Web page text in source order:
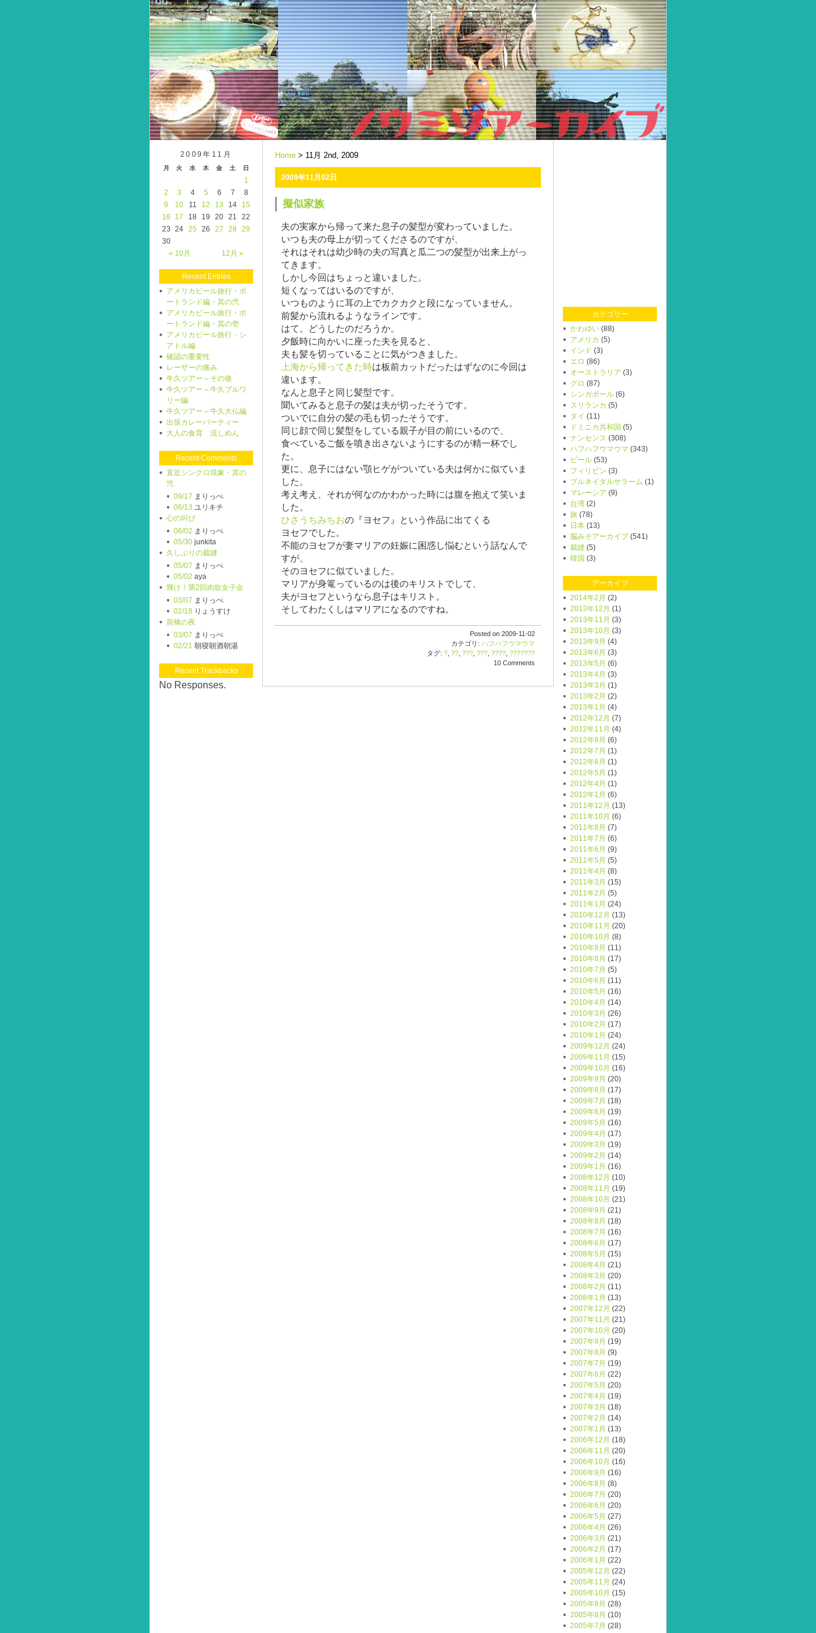
Home > 11月 2nd, 2009
2009年11月02日
擬似家族
夫の実家から帰って来た息子の髪型が変わっていました。
いつも夫の母上が切ってくださるのですが、
それはそれは幼少時の夫の写真と瓜二つの髪型が出来上がっ
てきます。
しかし今回はちょっと違いました。
短くなってはいるのですが、
いつものように耳の上でカクカクと段になっていません。
前髪から流れるようなラインです。
はて。どうしたのだろうか。
夕飯時に向かいに座った夫を見ると、
夫も髪を切っていることに気がつきました。
上海から帰ってきた時は板前カットだったはずなのに今回は
違います。
なんと息子と同じ髪型です。
聞いてみると息子の髪は夫が切ったそうです。
ついでに自分の髪の毛も切ったそうです。
同じ顔で同じ髪型をしている親子が目の前にいるので、
食べているご飯を噴き出さないようにするのが精一杯でし
た。
更に、息子にはない顎ヒゲがついている夫は何かに似ていま
した。
考え考え、それが何なのかわかった時には腹を抱えて笑いま
した。
ひさうちみちおの『ヨセフ』という作品に出てくる
ヨセフでした。
不能のヨセフが妻マリアの妊娠に困惑し悩むという話なんで
すが、
そのヨセフに似ていました。
マリアが身篭っているのは後のキリストでして、
夫がヨセフというなら息子はキリスト。
そしてわたくしはマリアになるのですね。
Posted on 2009-11-02
カテゴリ: ハフハフウマウマ
タグ: ? ?? ??? ??? ???? ???????
10 Comments
2009年11月
月 火 水 木 金 土 日
« 10月 12月 »
1
2
3 4 5 6 7
8
9
10 11 12 13 14
15
16
17 18 19 20 21
22
23 24 25 26 27 28 29
30
Recent Entries
アメリカビール旅行・ポ
ートランド編・其の弐
アメリカビール旅行・ポ
ートランド編・其の壱
アメリカビール旅行・シ
アトル編
確認の重要性
レーザーの痛み
牛久ツアー～その後
牛久ツアー～牛久ブルワ
リー編
牛久ツアー～牛久大仏編
出張カレーパーティー
大人の食育 流しめん
Recent Comments
直近シンクロ現象・其の
弐
09/17 まりっぺ
06/13 ユリキチ
心の叫び
06/02 まりっぺ
05/30 junkita
久しぶりの裁縫
05/07 まりっぺ
05/02 aya
輝け！第2回肉欲女子会
03/07 まりっぺ
02/18 りょうすけ
前橋の夜
03/07 まりっぺ
02/21 朝寝朝酒朝湯
Recent Trackbacks
No Responses.
カテゴリー
かわゆい (88)
アメリカ (5)
インド (3)
エロ (86)
オーストラリア (3)
グロ (87)
シンガポール (6)
スリランカ (5)
タイ (11)
ドミニカ共和国 (5)
ナンセンス (308)
ハフハフウマウマ (343)
ビール (53)
フィリピン (3)
ブルネイダルサラーム (1)
マレーシア (9)
台湾 (2)
旅 (78)
日本 (13)
脳みそアーカイブ (541)
裁縫 (5)
韓国 (3)
アーカイブ
2014年2月 (2)
2013年12月 (1)
2013年11月 (3)
2013年10月 (3)
2013年9月 (4)
2013年6月 (3)
2013年5月 (6)
2013年4月 (3)
2013年3月 (1)
2013年2月 (2)
2013年1月 (4)
2012年12月 (7)
2012年11月 (4)
2012年9月 (6)
2012年7月 (1)
2012年6月 (1)
2012年5月 (1)
2012年4月 (1)
2012年1月 (6)
2011年12月 (13)
2011年10月 (6)
2011年8月 (7)
2011年7月 (6)
2011年6月 (9)
2011年5月 (5)
2011年4月 (8)
2011年3月 (15)
2011年2月 (5)
2011年1月 (24)
2010年12月 (13)
2010年11月 (20)
2010年10月 (8)
2010年9月 (11)
2010年8月 (17)
2010年7月 (5)
2010年6月 (11)
2010年5月 (16)
2010年4月 (14)
2010年3月 (26)
2010年2月 (17)
2010年1月 (24)
2009年12月 (24)
2009年11月 (15)
2009年10月 (16)
2009年9月 (20)
2009年8月 (17)
2009年7月 (18)
2009年6月 (19)
2009年5月 (16)
2009年4月 (17)
2009年3月 (19)
2009年2月 (14)
2009年1月 (16)
2008年12月 (10)
2008年11月 (19)
2008年10月 (21)
2008年9月 (21)
2008年8月 (18)
2008年7月 (16)
2008年6月 (17)
2008年5月 (15)
2008年4月 (21)
2008年3月 (20)
2008年2月 (11)
2008年1月 (13)
2007年12月 (22)
2007年11月 (21)
2007年10月 (20)
2007年9月 (19)
2007年8月 (9)
2007年7月 (19)
2007年6月 (22)
2007年5月 (20)
2007年4月 (19)
2007年3月 (18)
2007年2月 (14)
2007年1月 (13)
2006年12月 (18)
2006年11月 (20)
2006年10月 (16)
2006年9月 (16)
2006年8月 (8)
2006年7月 (20)
2006年6月 (20)
2006年5月 (27)
2006年4月 (26)
2006年3月 (21)
2006年2月 (17)
2006年1月 (22)
2005年12月 (22)
2005年11月 (24)
2005年10月 (15)
2005年9月 (28)
2005年8月 (10)
2005年7月 (28)